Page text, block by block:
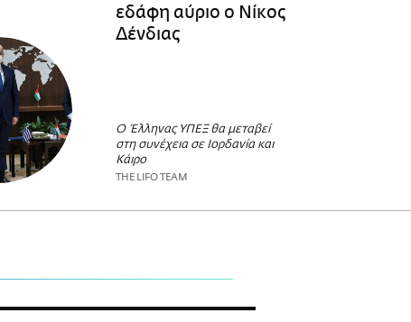
εδάφη αύριο ο Νίκος
Δένδιας
Ο Έλληνας ΥΠΕΞ θα μεταβεί
στη συνέχεια σε Ιορδανία και
Κάιρο
THE LIFO TEAM